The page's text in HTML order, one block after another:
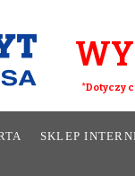
*Dotyczy
SKLEP